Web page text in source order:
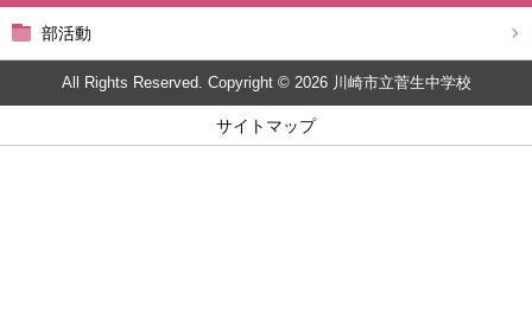
部活動
All Rights Reserved. Copyright © 2026 川崎市立菅生中学校
サイトマップ